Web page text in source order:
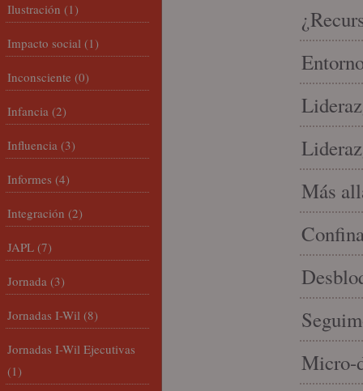
Más
Micro-
Ilustración (1)
Impacto social (1)
Inconsciente (0)
Infancia (2)
Influencia (3)
Informes (4)
Integración (2)
JAPL (7)
Jornada (3)
Jornadas I-Wil (8)
Jornadas I-Wil Ejecutivas
(1)